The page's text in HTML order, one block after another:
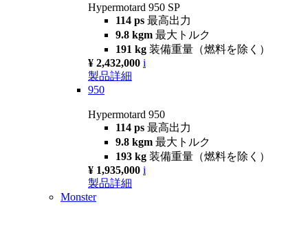
Hypermotard 950 SP
114 ps 最高出力
9.8 kgm 最大トルク
191 kg 装備重量（燃料を除く）
¥ 2,432,000 i
製品詳細
950
Hypermotard 950
114 ps 最高出力
9.8 kgm 最大トルク
193 kg 装備重量（燃料を除く）
¥ 1,935,000 i
製品詳細
Monster